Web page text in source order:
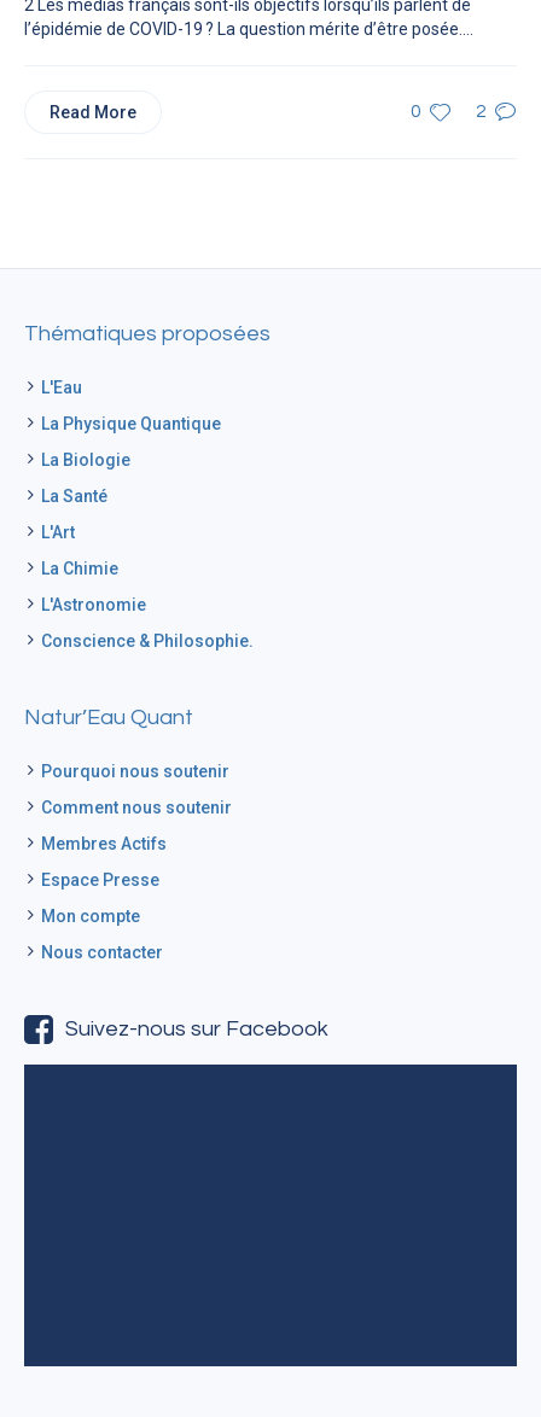
2 Les médias français sont-ils objectifs lorsqu’ils parlent de
l’épidémie de COVID-19 ? La question mérite d’être posée....
0 2
Read More
Thématiques proposées
L'Eau
La Physique Quantique
La Biologie
La Santé
L'Art
La Chimie
L'Astronomie
Conscience & Philosophie.
Natur’Eau Quant
Pourquoi nous soutenir
Comment nous soutenir
Membres Actifs
Espace Presse
Mon compte
Nous contacter
Suivez-nous sur Facebook